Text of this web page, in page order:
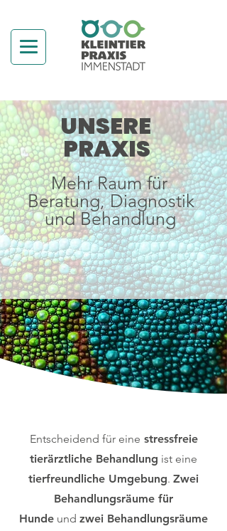
UNSERE
PRAXIS
Mehr Raum für
Beratung, Diagnostik
und Behandlung
Entscheidend für eine stressfreie
tierärztliche Behandlung ist eine
tierfreundliche Umgebung. Zwei
Behandlungsräume für
Hunde und zwei Behandlungsräume